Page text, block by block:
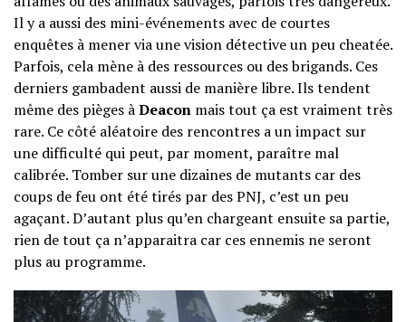
Il y a aussi des mini-événements avec de courtes
enquêtes à mener via une vision détective un peu cheatée.
Parfois, cela mène à des ressources ou des brigands. Ces
derniers gambadent aussi de manière libre. Ils tendent
même des pièges àDeacon mais tout ça est vraiment très
rare. Ce côté aléatoire des rencontres a un impact sur
une difficulté qui peut, par moment, paraître mal
calibrée. Tomber sur une dizaines de mutants car des
coups de feu ont été tirés par des PNJ, c’est un peu
agaçant. D’autant plus qu’en chargeant ensuite sa partie,
rien de tout ça n’apparaitra car ces ennemis ne seront
plus au programme.